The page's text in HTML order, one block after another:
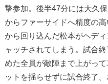
撃参加。後半47分には大久
からファーサイドへ精度の
から回り込んだ松本がヘデ
ャッチされてしまう。試合
めた全員が敵陣まで上がっ
ットを揺らせずに試合終了